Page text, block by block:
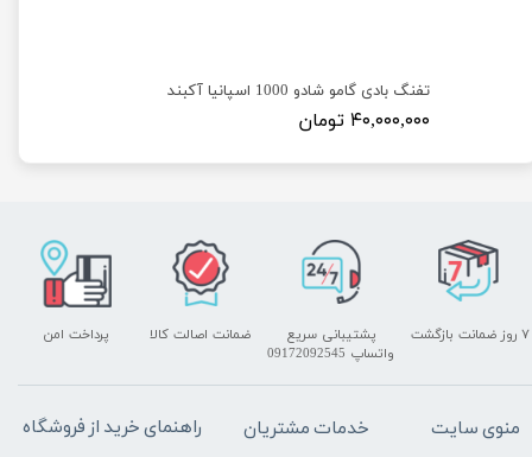
تفنگ بادی گامو شادو 1000 اسپانیا آکبند
۴۰,۰۰۰,۰۰۰ تومان
پشتیبانی سریع
واتساپ 09172092545
پرداخت امن ۷ روز ضمانت بازگشت ضمانت اصالت کالا
راهنمای خرید از فروشگاه خدمات مشتریان منوی سایت